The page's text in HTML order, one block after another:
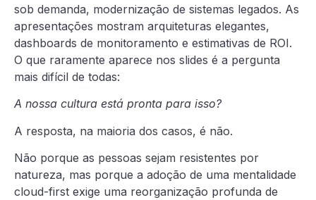
sob demanda, modernização de sistemas legados. As
apresentações mostram arquiteturas elegantes,
dashboards de monitoramento e estimativas de ROI.
O que raramente aparece nos slides é a pergunta
mais difícil de todas:
A nossa cultura está pronta para isso?
A resposta, na maioria dos casos, é não.
Não porque as pessoas sejam resistentes por
natureza, mas porque a adoção de uma mentalidade
cloud-first exige uma reorganização profunda de